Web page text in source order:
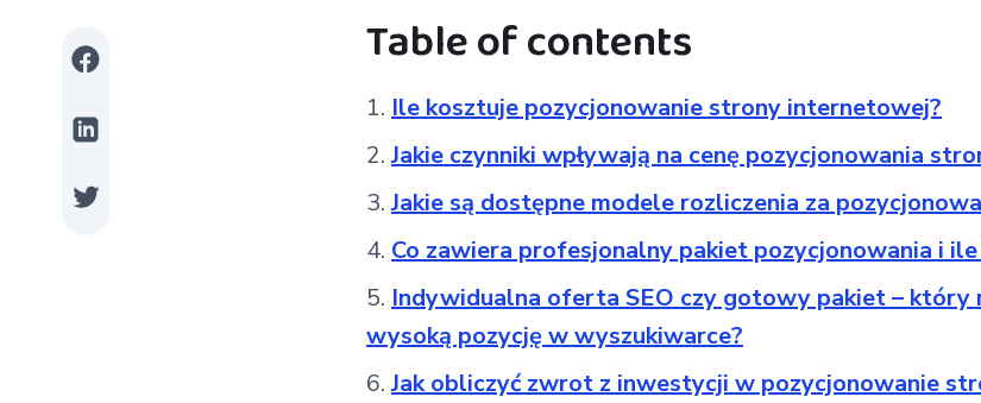
Table of contents
Ile kosztuje pozycjonowanie strony internetowej?
Jakie czynniki wpływają na cenę pozycjonowania
Jakie są dostępne modele rozliczenia za
Co zawiera profesjonalny pakiet pozycjonowania i
Indywidualna oferta SEO czy gotowy pakiet – który
wysoką pozycję w wyszukiwarce?
Jak obliczyć zwrot z inwestycji w pozycjonowanie